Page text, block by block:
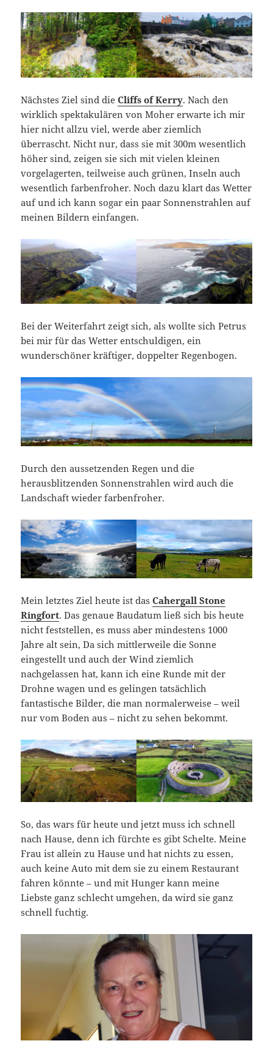
Nächstes Ziel sind dieCliffs of Kerry. Nach den
wirklich spektakulären von Moher erwarte ich mir
hier nicht allzu viel, werde aber ziemlich
überrascht. Nicht nur, dass sie mit 300m wesentlich
höher sind, zeigen sie sich mit vielen kleinen
vorgelagerten, teilweise auch grünen, Inseln auch
wesentlich farbenfroher. Noch dazu klart das Wetter
auf und ich kann sogar ein paar Sonnenstrahlen auf
meinen Bildern einfangen.
Bei der Weiterfahrt zeigt sich, als wollte sich Petrus
bei mir für das Wetter entschuldigen, ein
wunderschöner kräftiger, doppelter Regenbogen.
Durch den aussetzenden Regen und die
herausblitzenden Sonnenstrahlen wird auch die
Landschaft wieder farbenfroher.
Mein letztes Ziel heute ist dasCahergall Stone
Ringfort. Das genaue Baudatum ließ sich bis heute
nicht feststellen, es muss aber mindestens 1000
Jahre alt sein, Da sich mittlerweile die Sonne
eingestellt und auch der Wind ziemlich
nachgelassen hat, kann ich eine Runde mit der
Drohne wagen und es gelingen tatsächlich
fantastische Bilder, die man normalerweise – weil
nur vom Boden aus – nicht zu sehen bekommt.
So, das wars für heute und jetzt muss ich schnell
nach Hause, denn ich fürchte es gibt Schelte. Meine
Frau ist allein zu Hause und hat nichts zu essen,
auch keine Auto mit dem sie zu einem Restaurant
fahren könnte – und mit Hunger kann meine
Liebste ganz schlecht umgehen, da wird sie ganz
schnell fuchtig.